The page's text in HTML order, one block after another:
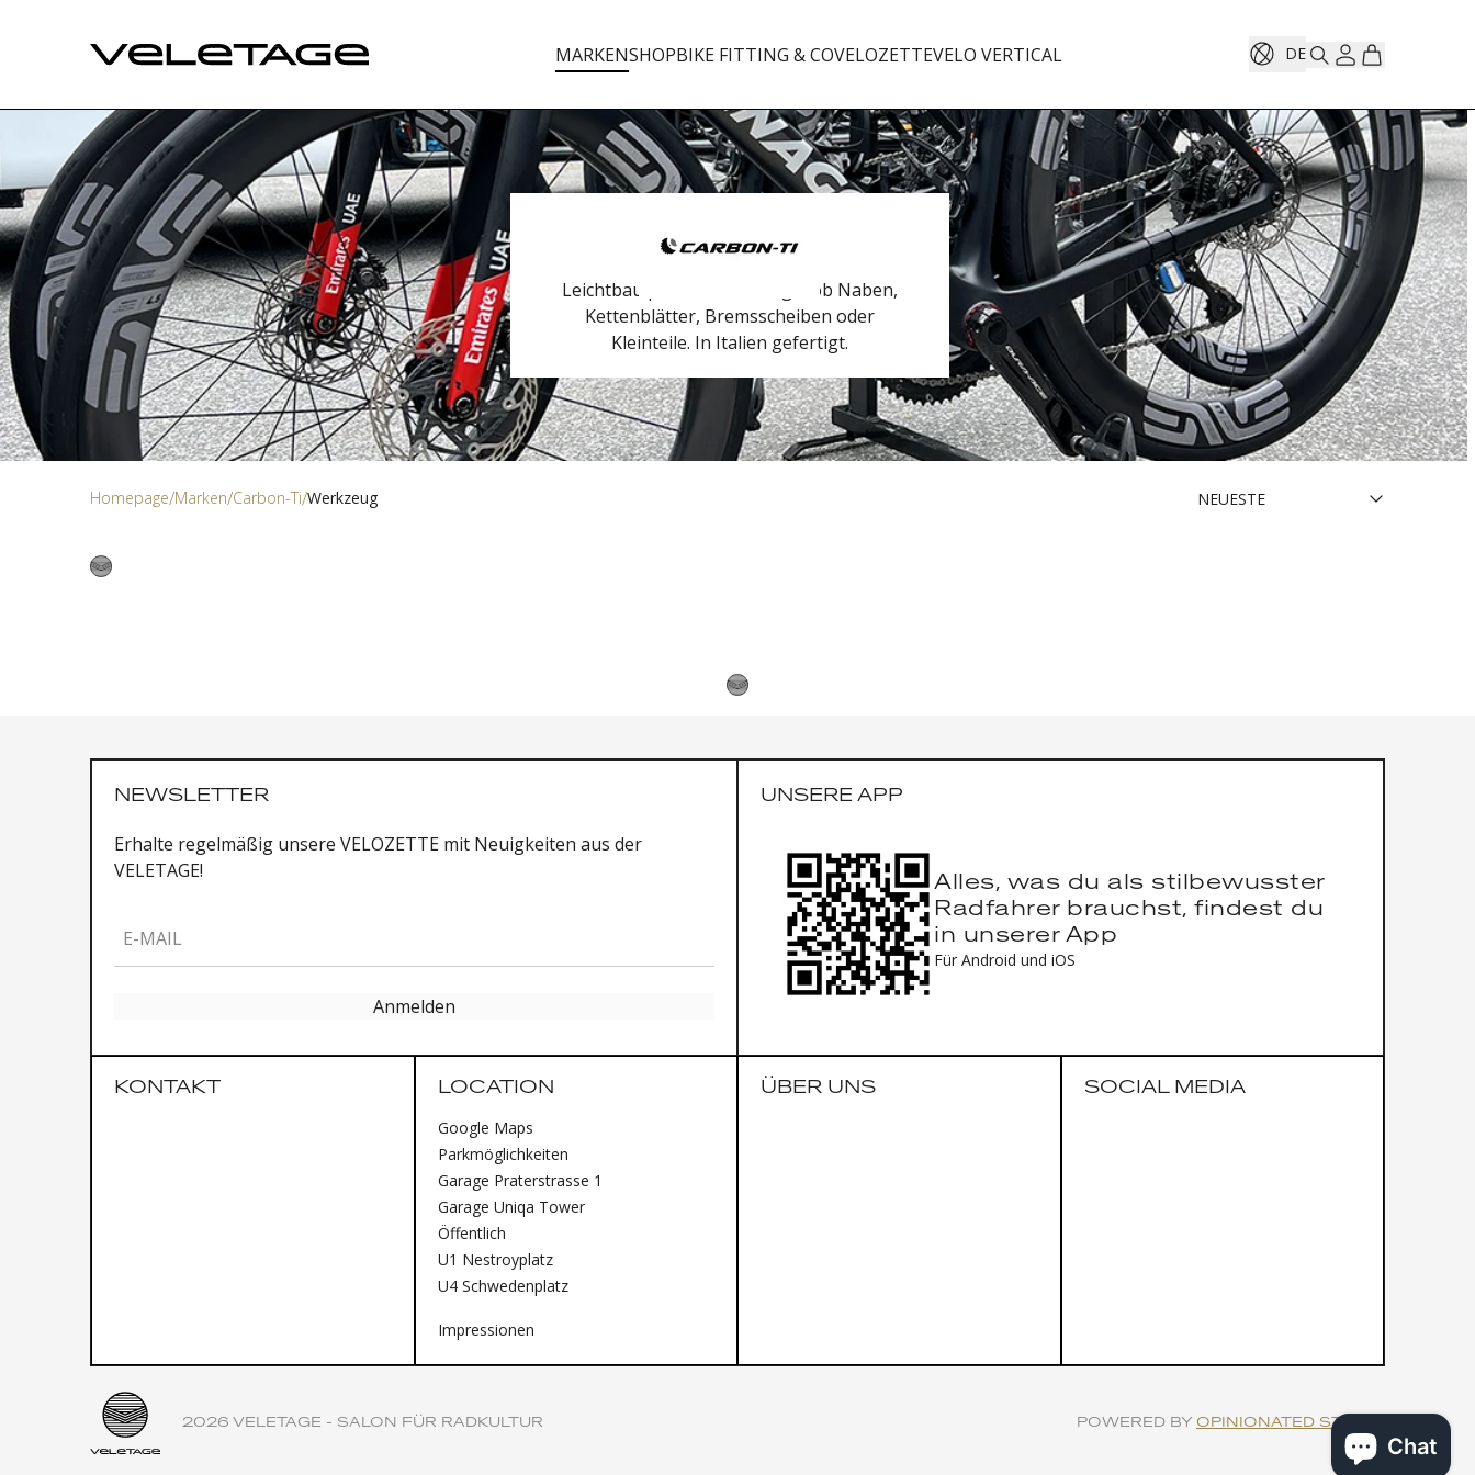
MARKENSHOPBIKE FITTING & COVELOZETTEVELO VERTICAL DE
Leichtbau par excellence. Egal ob Naben,
Kettenblätter, Bremsscheiben oder
Kleinteile. In Italien gefertigt.
Homepage Marken Carbon-Ti Werkzeug
NEWSLETTER
Erhalte regelmäßig unsere VELOZETTE mit Neuigkeiten aus der
VELETAGE!
E-MAIL
Anmelden
UNSERE APP
Alles, was du als stilbewusster
Radfahrer brauchst, findest du
in unserer App
Für Android und iOS
KONTAKT LOCATION
Google Maps
Parkmöglichkeiten
Garage Praterstrasse 1
Garage Uniqa Tower
Öffentlich
U1 Nestroyplatz
U4 Schwedenplatz
Impressionen
ÜBER UNS SOCIAL MEDIA
2026 VELETAGE - SALON FÜR RADKULTUR POWERED BY OPINIONATED STUDIO